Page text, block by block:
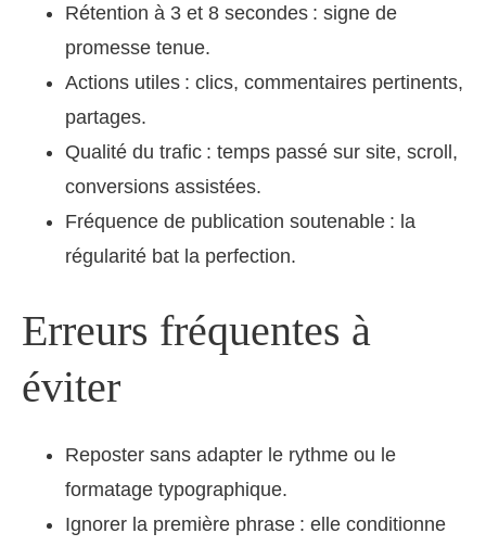
Rétention à 3 et 8 secondes : signe de
promesse tenue.
Actions utiles : clics, commentaires pertinents,
partages.
Qualité du trafic : temps passé sur site, scroll,
conversions assistées.
Fréquence de publication soutenable : la
régularité bat la perfection.
Erreurs fréquentes à
éviter
Reposter sans adapter le rythme ou le
formatage typographique.
Ignorer la première phrase : elle conditionne